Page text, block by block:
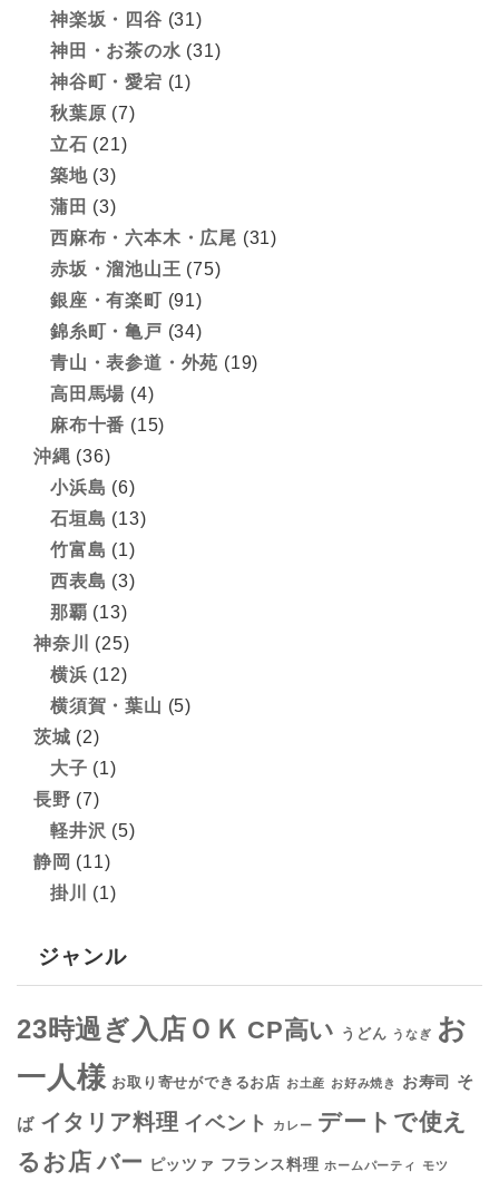
神楽坂・四谷 (31)
神田・お茶の水 (31)
神谷町・愛宕 (1)
秋葉原 (7)
立石 (21)
築地(3)
蒲田 (3)
西麻布・六本木・広尾 (31)
赤坂・溜池山王 (75)
銀座・有楽町 (91)
錦糸町・亀戸 (34)
青山・表参道・外苑 (19)
高田馬場 (4)
麻布十番 (15)
沖縄 (36)
小浜島 (6)
石垣島 (13)
竹富島 (1)
西表島 (3)
那覇 (13)
神奈川
(25)
横浜 (12)
横須賀・葉山 (5)
茨城 (2)
大子 (1)
長野 (7)
軽井沢 (5)
静岡 (11)
掛川
(1)
ジャンル
23時過ぎ入店ＯＫ CP高い うどん うなぎ お
一人様 お取り寄せができるお店 お土産 お好み焼き お寿司 そ
ば イタリア料理 イベント カレー デートで使え
るお店 バー ピッツァ フランス料理 ホームパーティ モツ